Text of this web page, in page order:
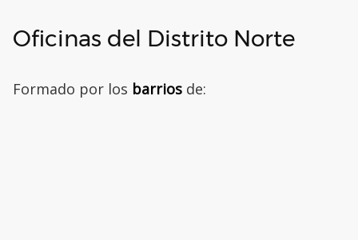
Oficinas del Distrito Norte
Formado por los barrios de: